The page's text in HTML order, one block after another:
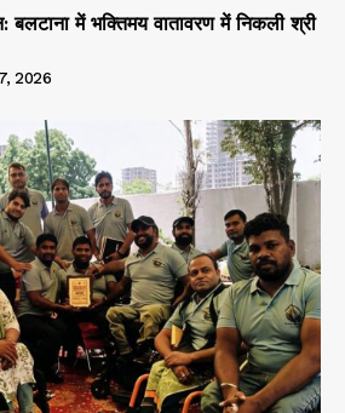
बलटाना में भक्तिमय वातावरण में निकली श्री
2026